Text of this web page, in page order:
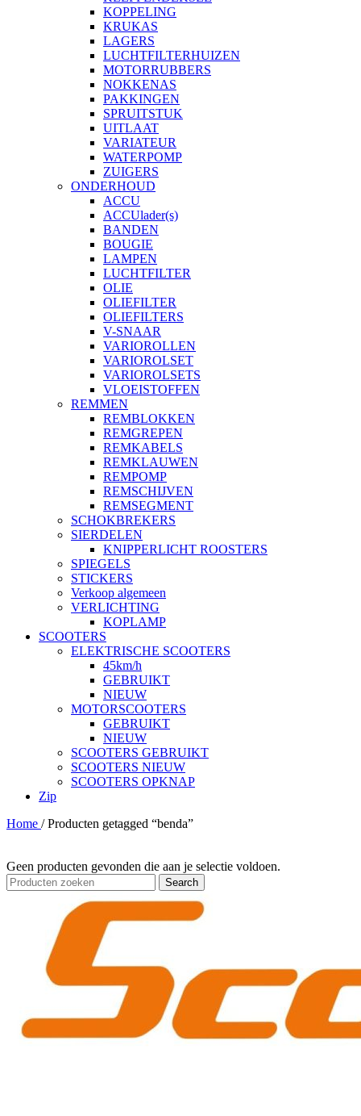
KOPPELING
KRUKAS
LAGERS
LUCHTFILTERHUIZEN
MOTORRUBBERS
NOKKENAS
PAKKINGEN
SPRUITSTUK
UITLAAT
VARIATEUR
WATERPOMP
ZUIGERS
ONDERHOUD
ACCU
ACCUlader(s)
BANDEN
BOUGIE
LAMPEN
LUCHTFILTER
OLIE
OLIEFILTER
OLIEFILTERS
V-SNAAR
VARIOROLLEN
VARIOROLSET
VARIOROLSETS
VLOEISTOFFEN
REMMEN
REMBLOKKEN
REMGREPEN
REMKABELS
REMKLAUWEN
REMPOMP
REMSCHIJVEN
REMSEGMENT
SCHOKBREKERS
SIERDELEN
KNIPPERLICHT ROOSTERS
SPIEGELS
STICKERS
Verkoop algemeen
VERLICHTING
KOPLAMP
SCOOTERS
ELEKTRISCHE SCOOTERS
45km/h
GEBRUIKT
NIEUW
MOTORSCOOTERS
GEBRUIKT
NIEUW
SCOOTERS GEBRUIKT
SCOOTERS NIEUW
SCOOTERS OPKNAP
Zip
Home / Producten getagged “benda”
Geen producten gevonden die aan je selectie voldoen.
Search